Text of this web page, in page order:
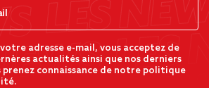
adresse e-mail, vous acceptez de
actualités ainsi que nos derniers
connaissance de notre politique